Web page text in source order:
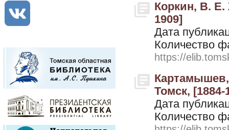
Коркин, В. Е.
1909]
Дата
Количество
https://
Томск, [1884-
Дата
Количество